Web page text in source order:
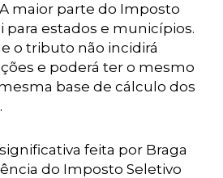
maior parte do Imposto
para estados e municípios.
o tributo não incidirá
e poderá ter o mesmo
base de cálculo dos
feita por Braga
do Imposto Seletivo